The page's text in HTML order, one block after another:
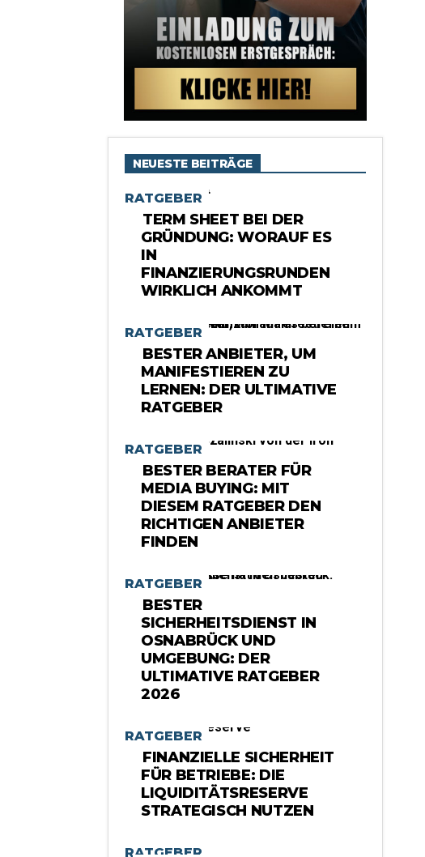
NEUESTE BEITRÄGE
RATGEBER
TERM SHEET BEI DER
GRÜNDUNG: WORAUF ES
IN
FINANZIERUNGSRUNDEN
WIRKLICH ANKOMMT
RATGEBER
BESTER ANBIETER, UM
MANIFESTIEREN ZU
LERNEN: DER ULTIMATIVE
RATGEBER
RATGEBER
BESTER BERATER FÜR
MEDIA BUYING: MIT
DIESEM RATGEBER DEN
RICHTIGEN ANBIETER
FINDEN
RATGEBER
BESTER
SICHERHEITSDIENST IN
OSNABRÜCK UND
UMGEBUNG: DER
ULTIMATIVE RATGEBER
2026
RATGEBER
FINANZIELLE SICHERHEIT
FÜR BETRIEBE: DIE
LIQUIDITÄTSRESERVE
STRATEGISCH NUTZEN
RATGEBER